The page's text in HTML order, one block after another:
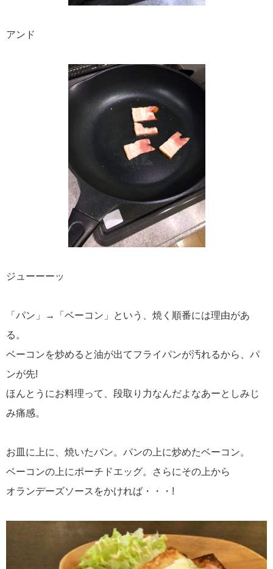
アンド
ジューーーッ
「パン」→「ベーコン」という、焼く順番には理由があ
る。
ベーコンを炒めると油が出てフライパンが汚れるから、パ
ンが先!
ほんとうにお料理って、段取り力なんだよなあーとしみじ
み痛感。
お皿に上に、焼いたパン。パンの上に炒めたベーコン。
ベーコンの上にポーチドエッグ。さらにその上から
オランデーズソースをかければ・・・!